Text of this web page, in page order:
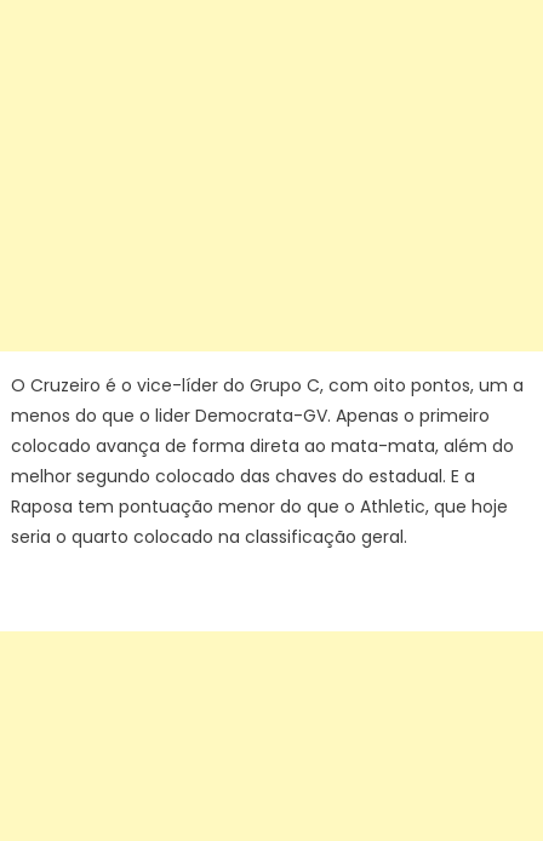
O Cruzeiro é o vice-líder do Grupo C, com oito pontos, um a
menos do que o lider Democrata-GV. Apenas o primeiro
colocado avança de forma direta ao mata-mata, além do
melhor segundo colocado das chaves do estadual. E a
Raposa tem pontuação menor do que o Athletic, que hoje
seria o quarto colocado na classificação geral.